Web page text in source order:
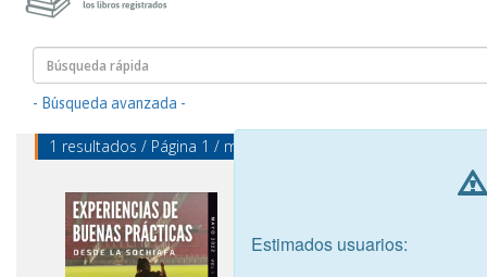
- Búsqueda avanzada -
1 resultados / Página 1 / mostrando 1 - 1
Estimados usuarios: